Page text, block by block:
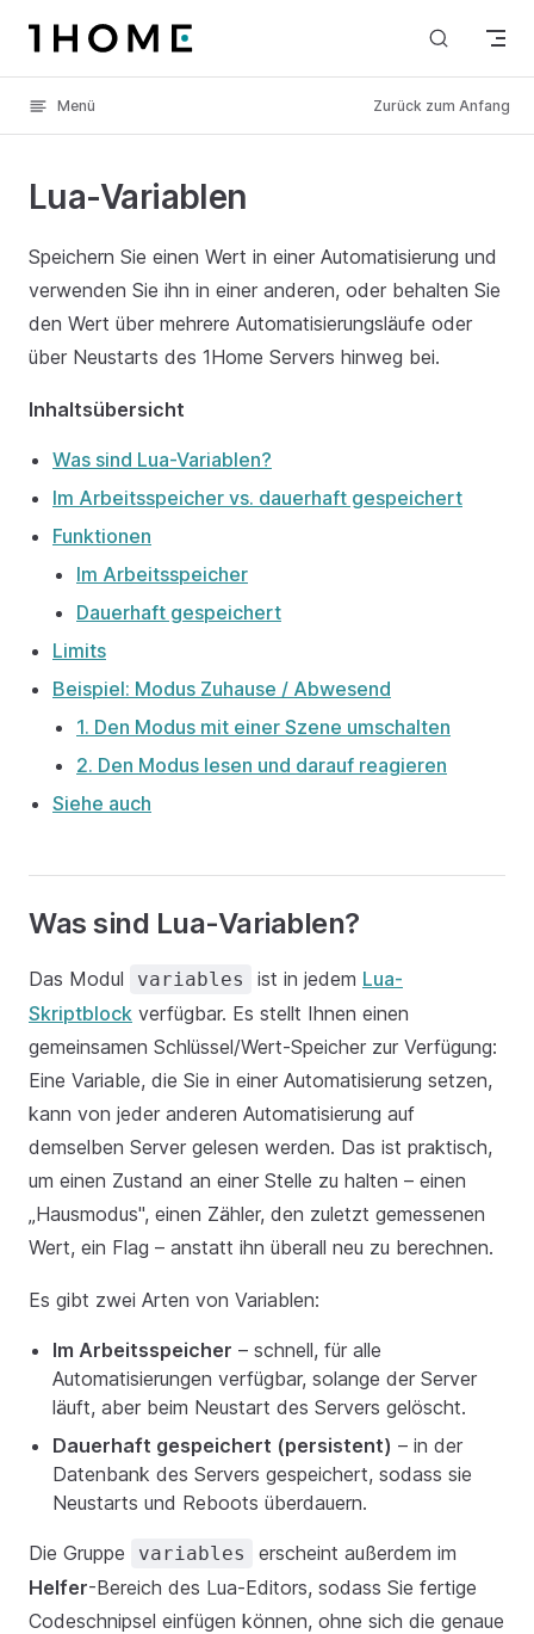
Skip to content
Menü Zurück zum Anfang
Lua-Variablen
Speichern Sie einen Wert in einer Automatisierung und
verwenden Sie ihn in einer anderen, oder behalten Sie
den Wert über mehrere Automatisierungsläufe oder
über Neustarts des 1Home Servers hinweg bei.
Inhaltsübersicht
Was sind Lua-Variablen?
Im Arbeitsspeicher vs. dauerhaft gespeichert
Funktionen
Im Arbeitsspeicher
Dauerhaft gespeichert
Limits
Beispiel: Modus Zuhause / Abwesend
1. Den Modus mit einer Szene umschalten
2. Den Modus lesen und darauf reagieren
Siehe auch
Was sind Lua-Variablen?
Das Modul variables ist in jedem Lua-
Skriptblock verfügbar. Es stellt Ihnen einen
gemeinsamen Schlüssel/Wert-Speicher zur Verfügung:
Eine Variable, die Sie in einer Automatisierung setzen,
kann von jeder anderen Automatisierung auf
demselben Server gelesen werden. Das ist praktisch,
um einen Zustand an einer Stelle zu halten – einen
„Hausmodus", einen Zähler, den zuletzt gemessenen
Wert, ein Flag – anstatt ihn überall neu zu berechnen.
Es gibt zwei Arten von Variablen:
Im Arbeitsspeicher – schnell, für alle
Automatisierungen verfügbar, solange der Server
läuft, aber beim Neustart des Servers gelöscht.
Dauerhaft gespeichert (persistent) – in der
Datenbank des Servers gespeichert, sodass sie
Neustarts und Reboots überdauern.
Die Gruppe variables
erscheint außerdem im
Helfer-Bereich des Lua-Editors, sodass Sie fertige
Codeschnipsel einfügen können, ohne sich die genaue